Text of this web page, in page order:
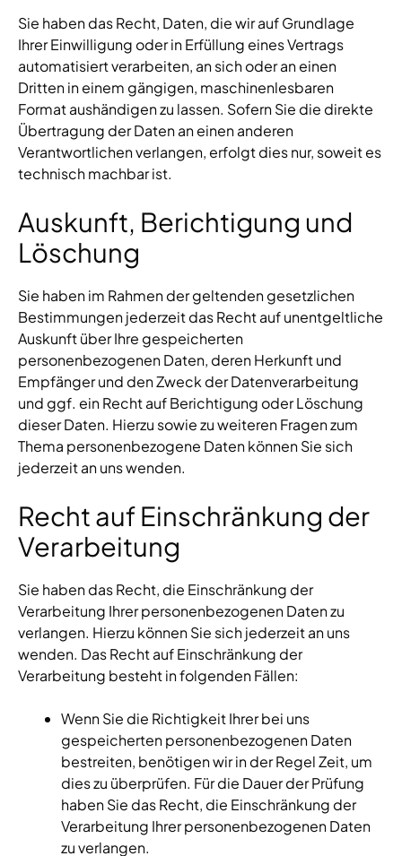
Sie haben das Recht, Daten, die wir auf Grundlage
Ihrer Einwilligung oder in Erfüllung eines Vertrags
automatisiert verarbeiten, an sich oder an einen
Dritten in einem gängigen, maschinenlesbaren
Format aushändigen zu lassen. Sofern Sie die direkte
Übertragung der Daten an einen anderen
Verantwortlichen verlangen, erfolgt dies nur, soweit es
technisch machbar ist.
Auskunft, Berichtigung und
Löschung
Sie haben im Rahmen der geltenden gesetzlichen
Bestimmungen jederzeit das Recht auf unentgeltliche
Auskunft über Ihre gespeicherten
personenbezogenen Daten, deren Herkunft und
Empfänger und den Zweck der Datenverarbeitung
und ggf. ein Recht auf Berichtigung oder Löschung
dieser Daten. Hierzu sowie zu weiteren Fragen zum
Thema personenbezogene Daten können Sie sich
jederzeit an uns wenden.
Recht auf Einschränkung der
Verarbeitung
Sie haben das Recht, die Einschränkung der
Verarbeitung Ihrer personenbezogenen Daten zu
verlangen. Hierzu können Sie sich jederzeit an uns
wenden. Das Recht auf Einschränkung der
Verarbeitung besteht in folgenden Fällen:
Wenn Sie die Richtigkeit Ihrer bei uns
gespeicherten personenbezogenen Daten
bestreiten, benötigen wir in der Regel Zeit, um
dies zu überprüfen. Für die Dauer der Prüfung
haben Sie das Recht, die Einschränkung der
Verarbeitung Ihrer personenbezogenen Daten
zu verlangen.